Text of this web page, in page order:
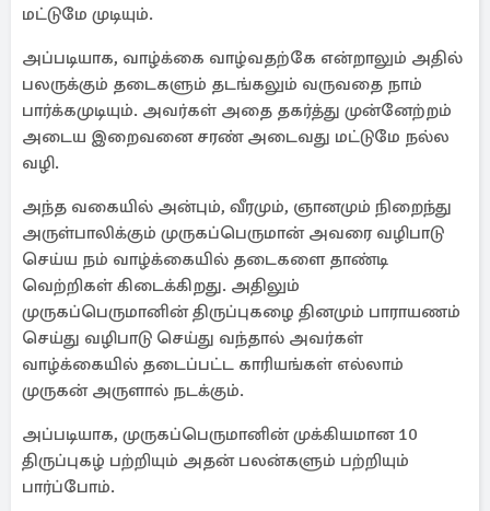
மட்டுமே முடியும்.
அப்படியாக, வாழ்க்கை வாழ்வதற்கே என்றாலும் அதில்
பலருக்கும் தடைகளும் தடங்கலும் வருவதை நாம்
பார்க்கமுடியும். அவர்கள் அதை தகர்த்து முன்னேற்றம்
அடைய இறைவனை சரண் அடைவது மட்டுமே நல்ல
வழி.
அந்த வகையில் அன்பும், வீரமும், ஞானமும் நிறைந்து
அருள்பாலிக்கும் முருகப்பெருமான் அவரை வழிபாடு
செய்ய நம் வாழ்க்கையில் தடைகளை தாண்டி
வெற்றிகள் கிடைக்கிறது. அதிலும்
முருகப்பெருமானின் திருப்புகழை தினமும் பாராயணம்
செய்து வழிபாடு செய்து வந்தால் அவர்கள்
வாழ்க்கையில் தடைப்பட்ட காரியங்கள் எல்லாம்
முருகன் அருளால் நடக்கும்.
அப்படியாக, முருகப்பெருமானின் முக்கியமான 10
திருப்புகழ் பற்றியும் அதன் பலன்களும் பற்றியும்
பார்ப்போம்.